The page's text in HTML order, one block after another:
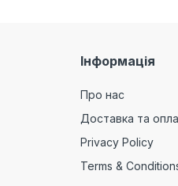
Інформація
Про нас
Доставка та
Privacy Policy
Terms &